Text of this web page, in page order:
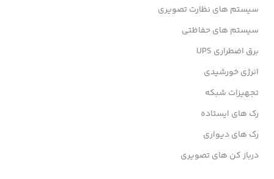
سیستم های نظارت تصویری
سیستم های حفاظتی
برق اضطراری UPS
انرژی خورشیدی
تجهیزات شبکه
رک های ایستاده
رک های دیواری
درباز کن های تصویری